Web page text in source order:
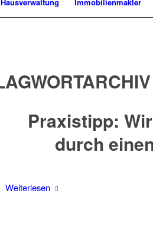
Praxistipp:
durch
Weiterlesen